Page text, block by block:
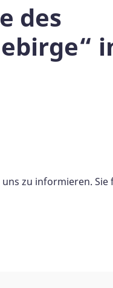
des
zu informieren. Sie